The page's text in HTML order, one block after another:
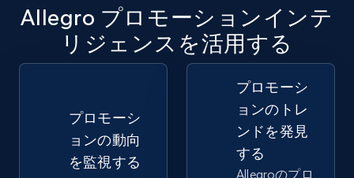
eBay
URL, Product id, Title, Seller name, Seller rating,
Seller reviews, Breadcrumbs, Root category, and
2.5K+ 359+ 今すぐ始める
Allegro プロモーションインテ
リジェンスを活用する
プロモーシ
ョンの動向
を監視する
プロモーシ
ョンのトレ
ンドを発見
する
Allegroのプロ